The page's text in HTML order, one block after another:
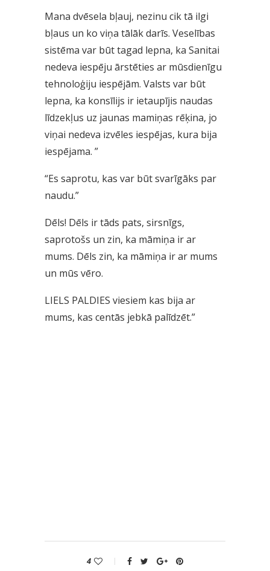
Mana dvēsela bļauj, nezinu cik tā ilgi
bļaus un ko viņa tālāk darīs. Veselības
sistēma var būt tagad lepna, ka Sanitai
nedeva iespēju ārstēties ar mūsdienīgu
tehnoloģiju iespējām. Valsts var būt
lepna, ka konsīlijs ir ietaupījis naudas
līdzekļus uz jaunas mamiņas rēķina, jo
viņai nedeva izvēles iespējas, kura bija
iespējama. ”
“Es saprotu, kas var būt svarīgāks par
naudu.”
Dēls! Dēls ir tāds pats, sirsnīgs,
saprotošs un zin, ka māmiņa ir ar
mums. Dēls zin, ka māmiņa ir ar mums
un mūs vēro.
LIELS PALDIES viesiem kas bija ar
mums, kas centās jebkā palīdzēt.”
4